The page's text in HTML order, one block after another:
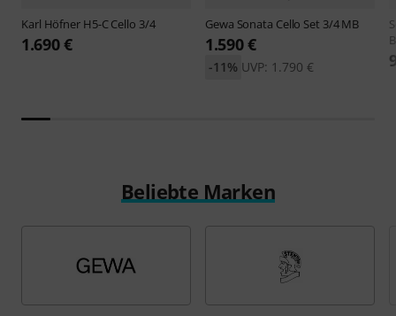
Karl Höfner H5-C Cello 3/4
1.690 €
Gewa Sonata Cello Set 3/4 MB
1.590 €
UVP: 1.790 €
-11%
Beliebte Marken